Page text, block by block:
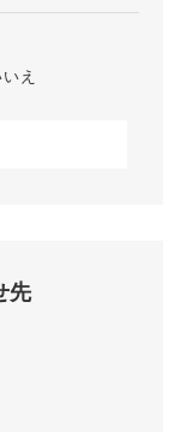
え
先